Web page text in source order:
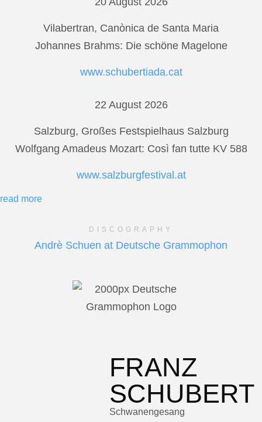
Vilabertran, Canònica de Santa Maria
Johannes Brahms: Die schöne Magelone
www.schubertiada.cat
22 August 2026
Salzburg, Großes Festspielhaus Salzburg
Wolfgang Amadeus Mozart: Così fan tutte KV 588
www.salzburgfestival.at
read more
DISCOGRAPHY
Andrè Schuen at Deutsche Grammophon
FRANZ
SCHUBERT
Schwanengesang